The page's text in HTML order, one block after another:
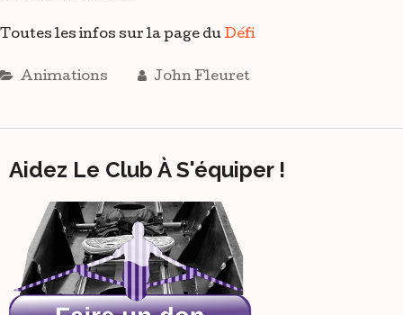
Toutes les infos sur la page duDéfi
Animations John Fleuret
Aidez Le Club À S'équiper !